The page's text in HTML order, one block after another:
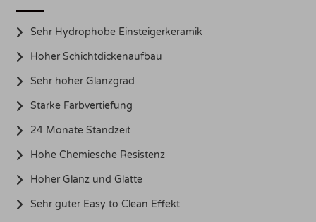
Sehr Hydrophobe Einsteigerkeramik
Hoher Schichtdickenaufbau
Sehr hoher Glanzgrad
Starke Farbvertiefung
24 Monate Standzeit
Hohe Chemiesche Resistenz
Hoher Glanz und Glätte
Sehr guter Easy to Clean Effekt